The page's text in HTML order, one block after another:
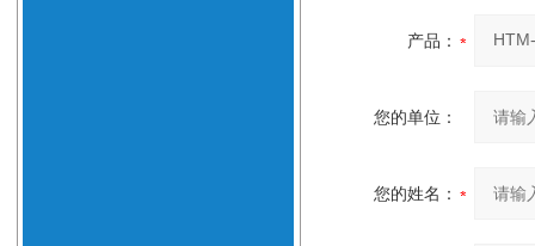
产品：
您的单位：
您的姓名：